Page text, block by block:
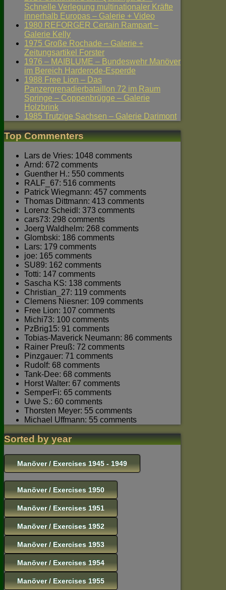
Schnelle Verlegung multinationaler Kräfte
innerhalb Europas – Galerie + Video
1980 REFORGER Certain Rampart –
Galerie Kelly
1975 Große Rochade – Galerie +
Zeitungsartikel Forster
1976 – MAIBLUME – Bundeswehr Manöver
im Bereich Harderode-Esperde
1988 Free Lion – Das
Panzergrenadierbataillon 72 im Raum
Springe – Coppenbrügge – Galerie
Holzbrink
1985 Trutzige Sachsen – Galerie Darimont
Top Commenters
Lars de Vries: 1048 comments
Arnd: 672 comments
Guenther H.: 550 comments
RALF_67: 516 comments
Patrick Wiegmann: 457 comments
Thomas Dittmann: 413 comments
Lorenz Scheidl: 373 comments
cars73: 298 comments
Joerg Waldhelm: 268 comments
Glombski: 186 comments
Lars: 179 comments
joe: 165 comments
SU89: 162 comments
Totti: 147 comments
Sascha KS: 138 comments
Christian_27: 119 comments
Clemens Niesner: 109 comments
Free Lion: 107 comments
Michi73: 100 comments
PzBrig15: 91 comments
Tobias-Maverick Neumann: 86 comments
Rainer Preuß: 72 comments
Pinzgauer: 71 comments
Rudolf: 68 comments
Tank-Dee: 68 comments
Horst Walter: 67 comments
SemperFi: 65 comments
Uwe S.: 60 comments
Thorsten Meyer: 55 comments
Michael Uffmann: 55 comments
Sorted by year
Manöver / Exercises 1945 - 1949
Manöver / Exercises 1950
Manöver / Exercises 1951
Manöver / Exercises 1952
Manöver / Exercises 1953
Manöver / Exercises 1954
Manöver / Exercises 1955